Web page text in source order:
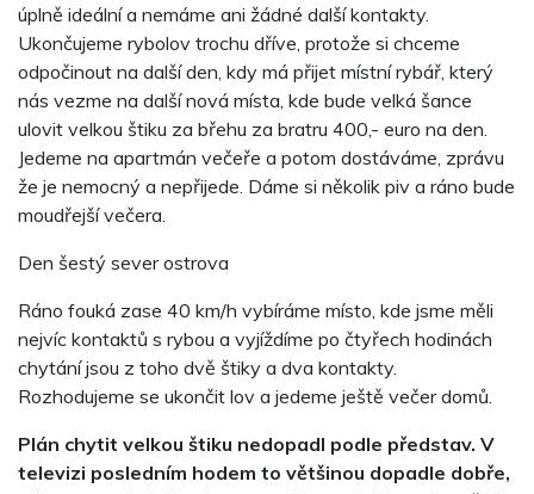
úplně ideální a nemáme ani žádné další kontakty.
Ukončujeme rybolov trochu dříve, protože si chceme
odpočinout na další den, kdy má přijet místní rybář, který
nás vezme na další nová místa, kde bude velká šance
ulovit velkou štiku za břehu za bratru 400,- euro na den.
Jedeme na apartmán večeře a potom dostáváme, zprávu
že je nemocný a nepřijede. Dáme si několik piv a ráno bude
moudřejší večera.
Den šestý sever ostrova
Ráno fouká zase 40 km/h vybíráme místo, kde jsme měli
nejvíc kontaktů s rybou a vyjíždíme po čtyřech hodinách
chytání jsou z toho dvě štiky a dva kontakty.
Rozhodujeme se ukončit lov a jedeme ještě večer domů.
Plán chytit velkou štiku nedopadl podle představ. V
televizi posledním hodem to většinou dopadle dobře,